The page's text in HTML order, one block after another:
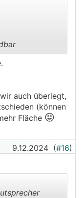
kann nur
Sound
nicht.
auch überlegt,
(können
Fläche 😝
9.12.2024 (#16)